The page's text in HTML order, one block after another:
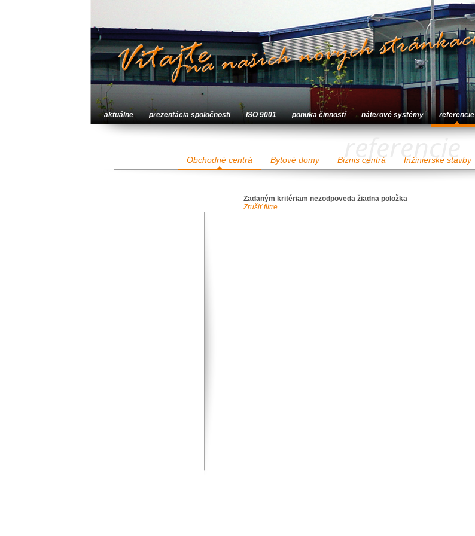
aktuálne prezentácia spoločnosti ISO 9001 ponuka činností náterové systémy referencie
Obchodné centrá Bytové domy Biznis centrá Inžinierske stavby
referencie
Zadaným kritériam nezodpoveda žiadna položka
Zrušiť filtre